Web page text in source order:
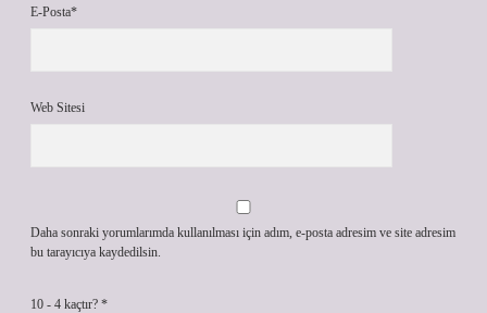
E-Posta*
Web Sitesi
Daha sonraki yorumlarımda kullanılması için adım, e-posta adresim ve site adresim
bu tarayıcıya kaydedilsin.
10 - 4 kaçtır? *